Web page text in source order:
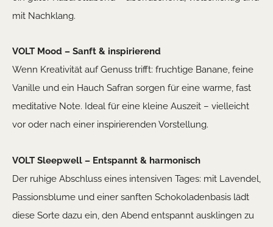
mit Nachklang.
VOLT Mood – Sanft & inspirierend
Wenn Kreativität auf Genuss trifft: fruchtige Banane, feine
Vanille und ein Hauch Safran sorgen für eine warme, fast
meditative Note. Ideal für eine kleine Auszeit – vielleicht
vor oder nach einer inspirierenden Vorstellung.
VOLT Sleepwell – Entspannt & harmonisch
Der ruhige Abschluss eines intensiven Tages: mit Lavendel,
Passionsblume und einer sanften Schokoladenbasis lädt
diese Sorte dazu ein, den Abend entspannt ausklingen zu